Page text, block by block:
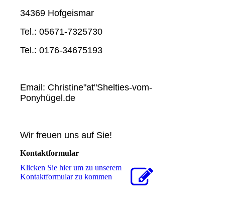
34369 Hofgeismar
Tel.: 05671-7325730
Tel.: 0176-34675193
Email: Christine"at"Shelties-vom-
Ponyhügel.de
Wir freuen uns auf Sie!
Kontaktformular
Klicken Sie hier um zu unserem
Kon­takt­for­mu­lar zu kommen